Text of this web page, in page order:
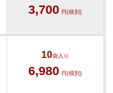
3,700 円(税別)
10袋入り
6,980 円(税別)